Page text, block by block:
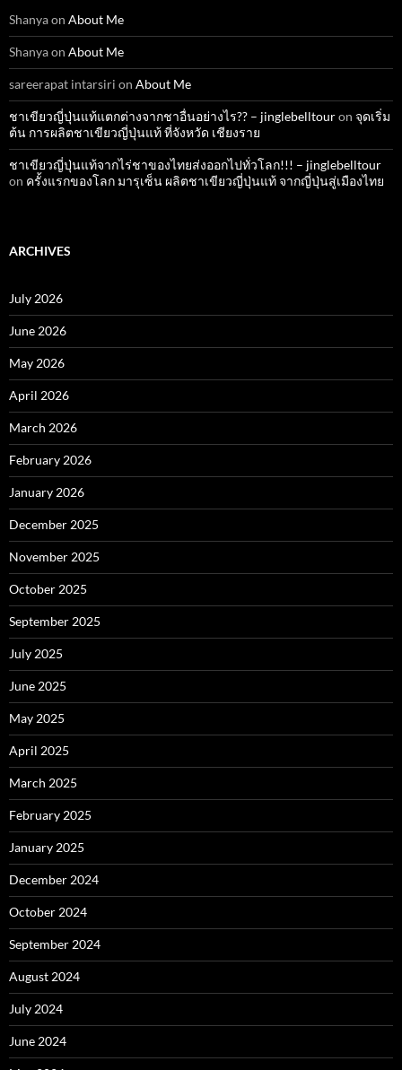
Shanyaon About Me
Shanyaon About Me
sareerapat intarsiri on About Me
ชาเขียวญี่ปุ่นแท้แตกต่างจากชาอื่นอย่างไร?? – jinglebelltouron จุดเริ่ม
ต้น การผลิตชาเขียวญี่ปุ่นแท้ ที่จังหวัด เชียงราย
ชาเขียวญี่ปุ่นแท้จากไร่ชาของไทยส่งออกไปทั่วโลก!!! – jinglebelltour
on ครั้งแรกของโลก มารุเซ็น ผลิตชาเขียวญี่ปุ่นแท้ จากญี่ปุ่นสู่เมืองไทย
ARCHIVES
July 2026
June 2026
May 2026
April 2026
March 2026
February 2026
January 2026
December 2025
November 2025
October 2025
September 2025
July 2025
June 2025
May 2025
April 2025
March 2025
February 2025
January 2025
December 2024
October 2024
September 2024
August 2024
July 2024
June 2024